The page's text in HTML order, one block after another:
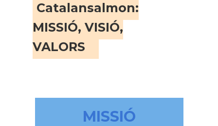
Catalansalmon:
MISSIÓ, VISIÓ,
VALORS
MISSIÓ